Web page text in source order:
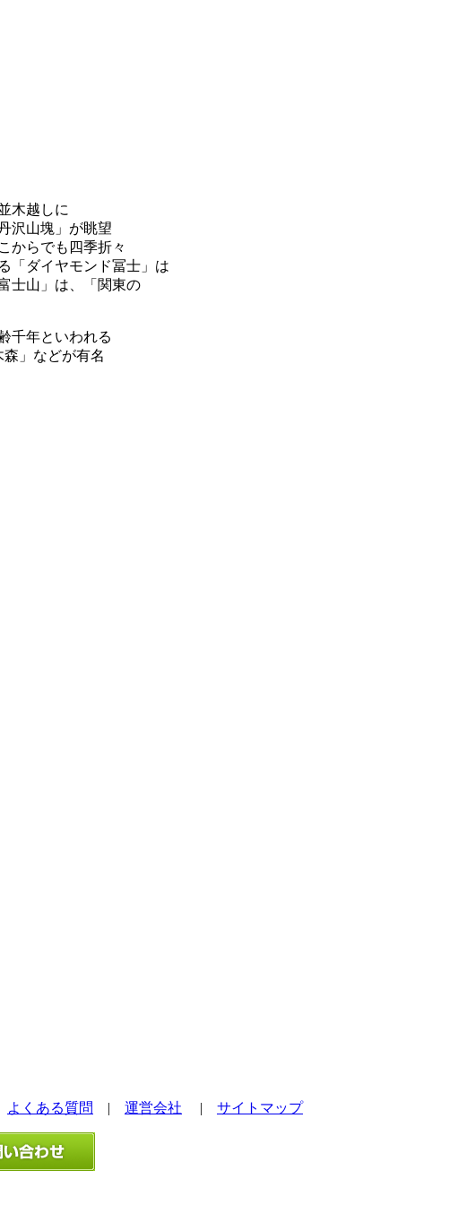
木越しに
沢山塊」が眺望
からでも四季折々
「ダイヤモンド冨士」は
士山」は、「関東の
千年といわれる
森」などが有名
よくある質問 | 運営会社 | サイトマップ